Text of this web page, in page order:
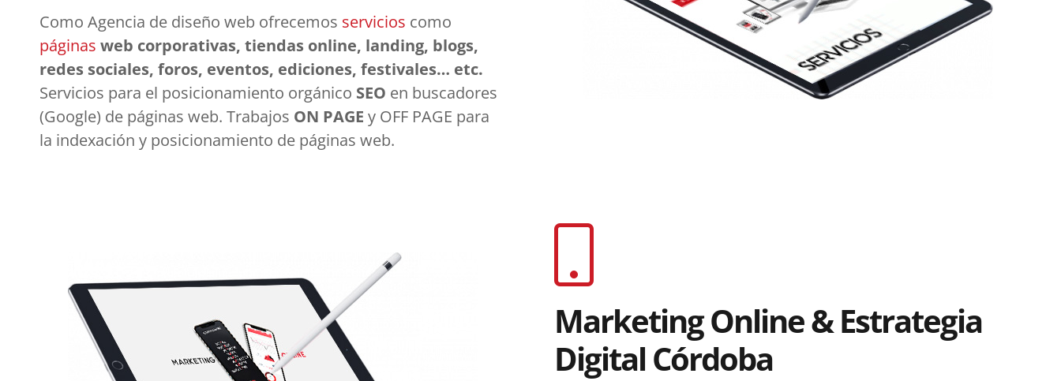
Como Agencia de diseño web ofrecemos servicios como
páginas web corporativas, tiendas online, landing, blogs,
redes sociales, foros, eventos, ediciones, festivales… etc.
Servicios para el posicionamiento orgánico SEO en buscadores
(Google) de páginas web. Trabajos ON PAGE y OFF PAGE para
la indexación y posicionamiento de páginas web.
Marketing Online & Estrategia
Digital Córdoba